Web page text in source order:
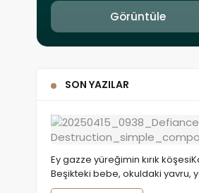
Görüntüle
SON YAZILAR
Ey gazze yüreğimin kırık
Beşikteki bebe, okuldaki yavru,